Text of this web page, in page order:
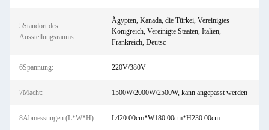
5Standort des
Ausstellungsraums:
Ägypten, Kanada, die Türkei, Vereinigtes
Königreich, Vereinigte Staaten, Italien,
Frankreich, Deutsc
6Spannung: 220V/380V
7Macht: 1500W/2000W/2500W, kann angepasst werden
8Abmessungen (L*W*H): L420.00cm*W180.00cm*H230.00cm